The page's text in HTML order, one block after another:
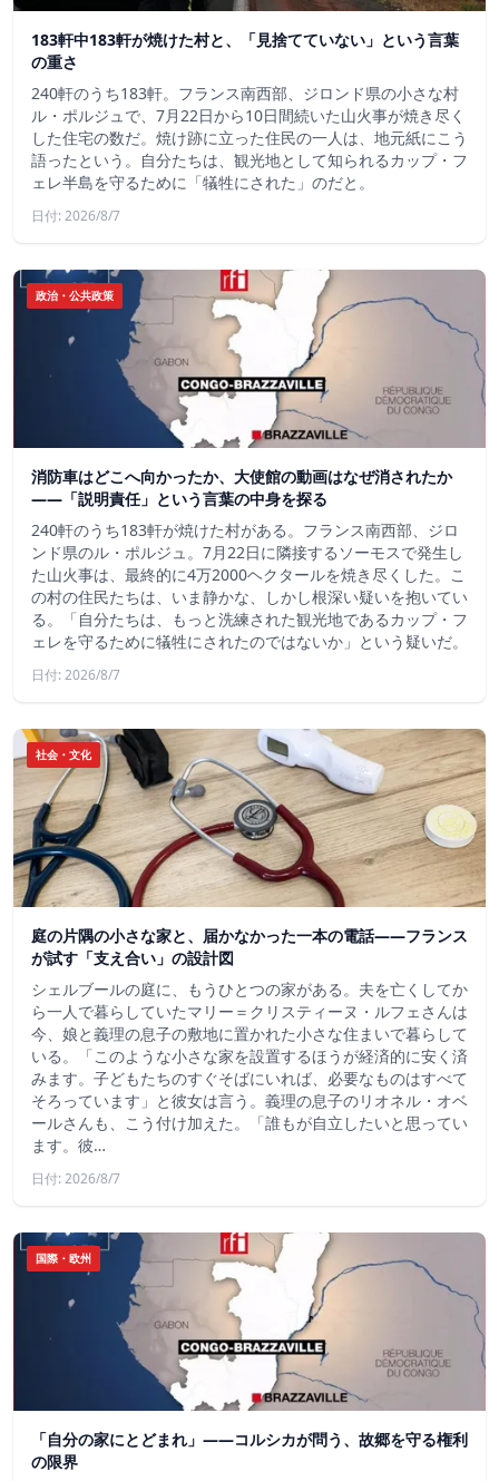
183軒中183軒が焼けた村と、「見捨てていない」という言葉
の重さ
240軒のうち183軒。フランス南西部、ジロンド県の小さな村
ル・ポルジュで、7月22日から10日間続いた山火事が焼き尽く
した住宅の数だ。焼け跡に立った住民の一人は、地元紙にこう
語ったという。自分たちは、観光地として知られるカップ・フ
ェレ半島を守るために「犠牲にされた」のだと。
日付: 2026/8/7
政治・公共政策
消防車はどこへ向かったか、大使館の動画はなぜ消されたか
——「説明責任」という言葉の中身を探る
240軒のうち183軒が焼けた村がある。フランス南西部、ジロ
ンド県のル・ポルジュ。7月22日に隣接するソーモスで発生し
た山火事は、最終的に4万2000ヘクタールを焼き尽くした。こ
の村の住民たちは、いま静かな、しかし根深い疑いを抱いてい
る。「自分たちは、もっと洗練された観光地であるカップ・フ
ェレを守るために犠牲にされたのではないか」という疑いだ。
日付: 2026/8/7
社会・文化
庭の片隅の小さな家と、届かなかった一本の電話——フランス
が試す「支え合い」の設計図
シェルブールの庭に、もうひとつの家がある。夫を亡くしてか
ら一人で暮らしていたマリー＝クリスティーヌ・ルフェさんは
今、娘と義理の息子の敷地に置かれた小さな住まいで暮らして
いる。「このような小さな家を設置するほうが経済的に安く済
みます。子どもたちのすぐそばにいれば、必要なものはすべて
そろっています」と彼女は言う。義理の息子のリオネル・オベ
ールさんも、こう付け加えた。「誰もが自立したいと思ってい
ます。彼…
日付: 2026/8/7
国際・欧州
「自分の家にとどまれ」——コルシカが問う、故郷を守る権利
の限界